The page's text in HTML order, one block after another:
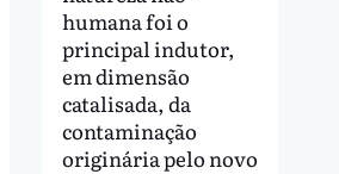
humana foi o
principal indutor,
em dimensão
catalisada, da
contaminação
originária pelo novo